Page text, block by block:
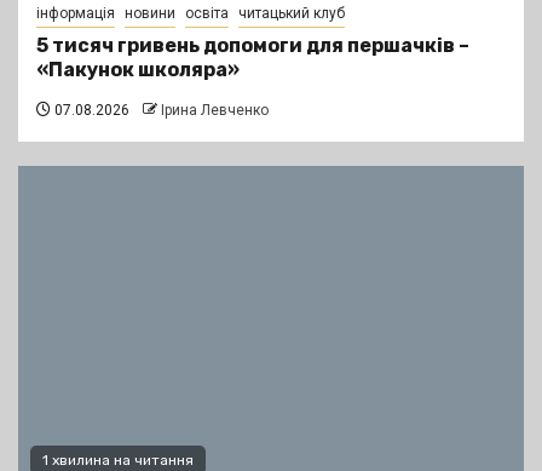
інформація новини освіта читацький клуб
5 тисяч гривень допомоги для першачків –
«Пакунок школяра»
07.08.2026 Ірина Левченко
1 хвилина на читання